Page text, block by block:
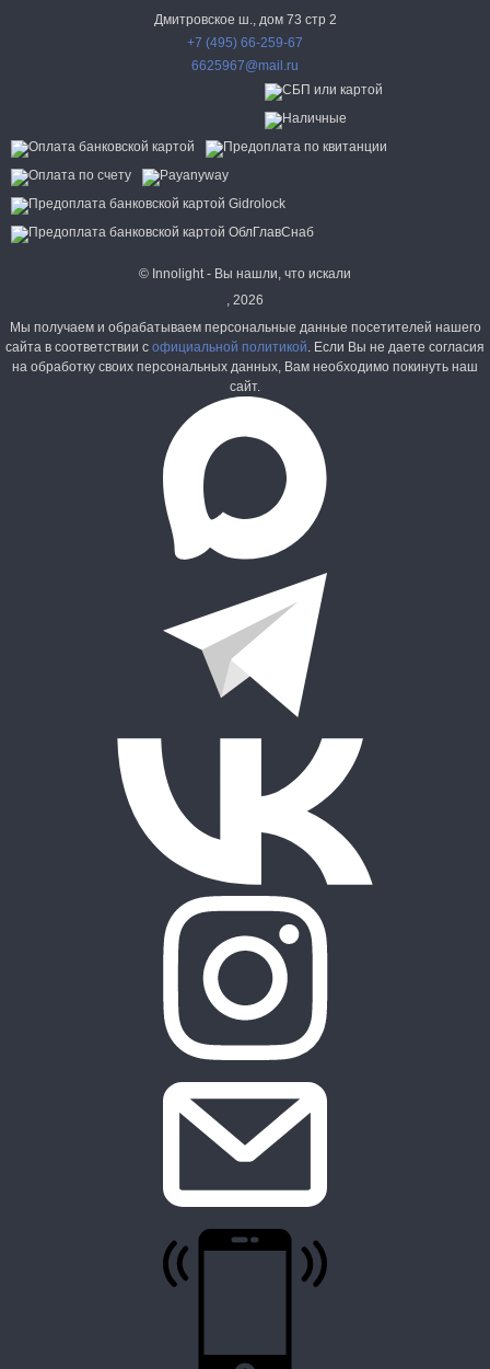
Дмитровское ш., дом 73 стр 2
+7 (495) 66-259-67
6625967@mail.ru
© Innolight - Вы нашли, что искали
, 2026
Мы получаем и обрабатываем персональные данные посетителей нашего
сайта в соответствии с официальной политикой. Если Вы не даете согласия
на обработку своих персональных данных, Вам необходимо покинуть наш
сайт.